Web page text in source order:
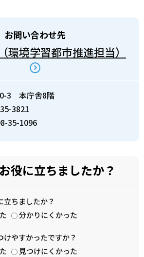
お問い合わせ先
環境学習都市推進担当）
3 本庁舎8階
3821
35-1096
役に立ちましたか？
立ちましたか？
分かりにくかった
けやすかったですか？
見つけにくかった